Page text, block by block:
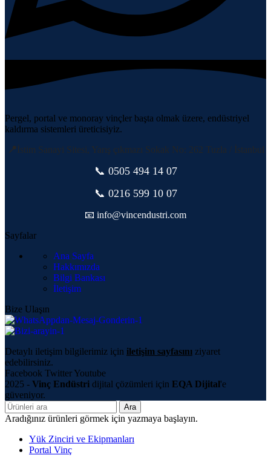
Pergel, portal ve monoray vinçler başta olmak üzere, endüstriyel
kaldırma sistemleri üreticisiyiz.
📍 İstim Sanayi Sitesi, Yarış çıkmazı Sokak No: 262 Tuzla / İstanbul
📞 0505 494 14 07
📞 0216 599 10 07
📧 info@vincendustri.com
Sayfalar
Ana Sayfa
Hakkımızda
Bilgi Bankası
İletişim
Bize Ulaşın
Detaylı iletişim bilgilerimiz için iletişim sayfasını ziyaret
edebilirsiniz.
Facebook TwitterYoutube
2025 - Vinç Endüstri dijital çözümleri için EQA Dijital'e
güveniyor.
Ara
Aradığınız ürünleri görmek için yazmaya başlayın.
Yük Zinciri ve Ekipmanları
Portal Vinç